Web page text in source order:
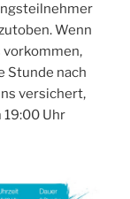
Wenn
vorkommen,
Stunde nach
versichert,
19:00 Uhr